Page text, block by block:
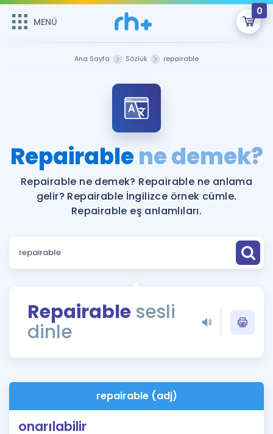
MENÜ
0
ÜYE DEĞİLİM
Sepetin Şu An Boş.
Remzi Hoca ile seni sınava hazırlayacak onlarca eğitim seni
bekliyor!
MENÜ
Katılımcı Görüşleri
Faydalı Araçlar
Sözlük
Rehberlik Aracı
ÖSYM Sınav Takvimi
İngilizce Gramer
Hakkımızda
Ana Sayfa Sözlük repairable
Repairablene demek?
Repairable ne demek? Repairable ne anlama
gelir? Repairable İngilizce örnek cümle.
Repairable eş anlamlıları.
Repairable sesli
dinle
repairable (adj)
onarılabilir